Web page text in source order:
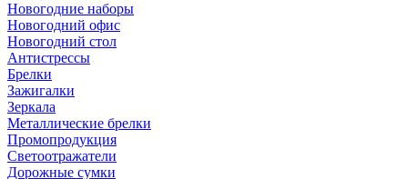
Новогодние наборы
Новогодний офис
Новогодний стол
Антистрессы
Брелки
Зажигалки
Зеркала
Металлические брелки
Промопродукция
Светоотражатели
Дорожные сумки